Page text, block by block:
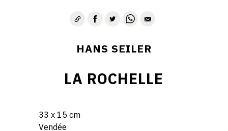
HANS SEILER
LA ROCHELLE
33 x 15 cm
Vendée